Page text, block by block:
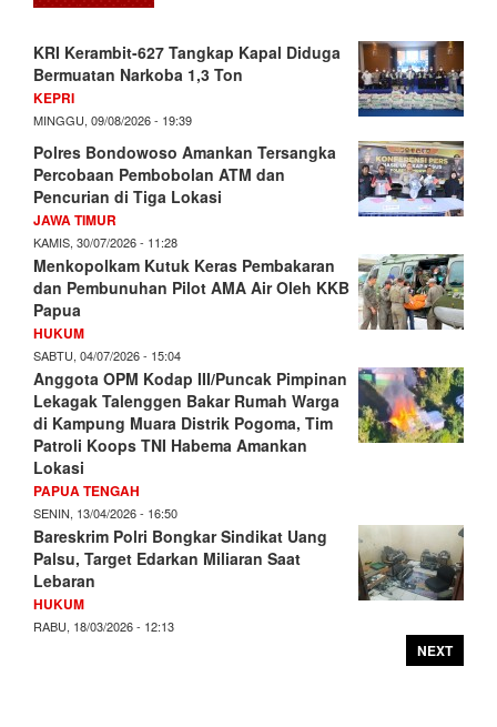
KRI Kerambit-627 Tangkap Kapal Diduga
Bermuatan Narkoba 1,3 Ton
KEPRI
MINGGU, 09/08/2026 - 19:39
Polres Bondowoso Amankan Tersangka
Percobaan Pembobolan ATM dan
Pencurian di Tiga Lokasi
JAWA TIMUR
KAMIS, 30/07/2026 - 11:28
Menkopolkam Kutuk Keras Pembakaran
dan Pembunuhan Pilot AMA Air Oleh KKB
Papua
HUKUM
SABTU, 04/07/2026 - 15:04
Anggota OPM Kodap III/Puncak Pimpinan
Lekagak Talenggen Bakar Rumah Warga
di Kampung Muara Distrik Pogoma, Tim
Patroli Koops TNI Habema Amankan
Lokasi
PAPUA TENGAH
SENIN, 13/04/2026 - 16:50
Bareskrim Polri Bongkar Sindikat Uang
Palsu, Target Edarkan Miliaran Saat
Lebaran
HUKUM
RABU, 18/03/2026 - 12:13
NEXT